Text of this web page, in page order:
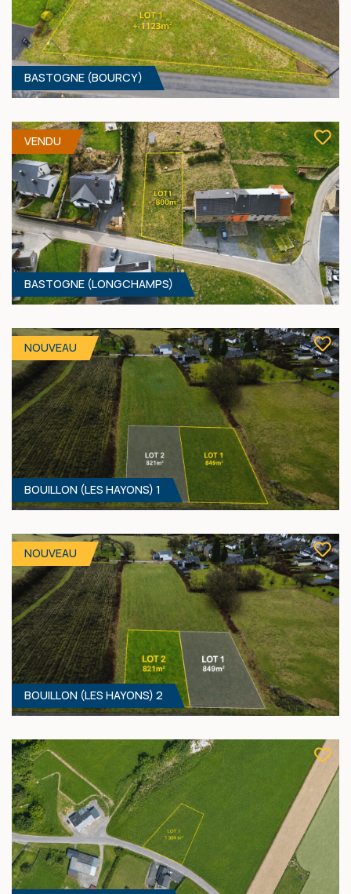
220 000 € HF*
90 000 € HF*
BASTOGNE (BOURCY)
Prix sur demande
BASTOGNE (LONGCHAMPS)
VENDU
69 000 € HF*
BOUILLON (LES HAYONS) 1
NOUVEAU
BOUILLON (LES HAYONS) 2
NOUVEAU